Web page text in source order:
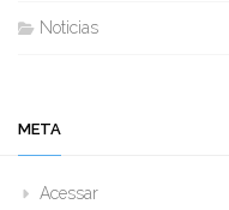
Noticias
META
Acessar